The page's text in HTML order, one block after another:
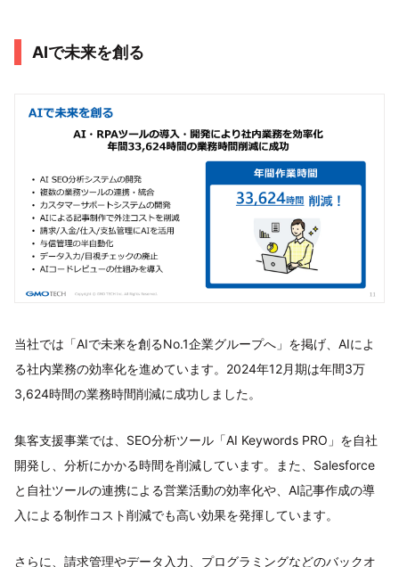
AIで未来を創る
当社では「AIで未来を創るNo.1企業グループへ」を掲げ、AIによ
る社内業務の効率化を進めています。2024年12月期は年間3万
3,624時間の業務時間削減に成功しました。
集客支援事業では、SEO分析ツール「AI Keywords PRO」を自社
開発し、分析にかかる時間を削減しています。また、Salesforce
と自社ツールの連携による営業活動の効率化や、AI記事作成の導
入による制作コスト削減でも高い効果を発揮しています。
さらに、請求管理やデータ入力、プログラミングなどのバックオ